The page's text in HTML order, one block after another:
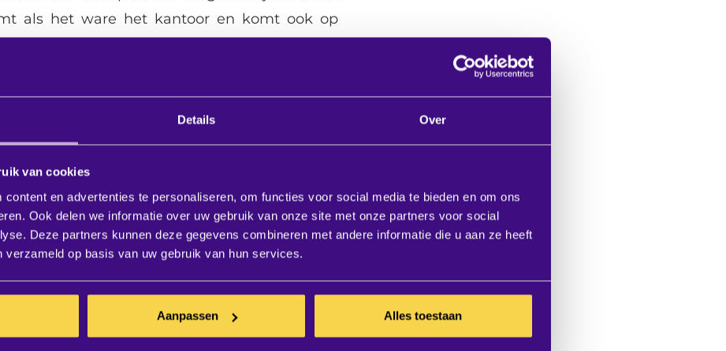
Details Over
van cookies
content en advertenties te personaliseren, om functies voor social media te bieden en om ons
Ook delen we informatie over uw gebruik van onze site met onze partners voor social
Deze partners kunnen deze gegevens combineren met andere informatie die u aan ze heeft
verzameld op basis van uw gebruik van hun services.
Aanpassen Alles toestaan
als het ware het kantoor en komt ook op